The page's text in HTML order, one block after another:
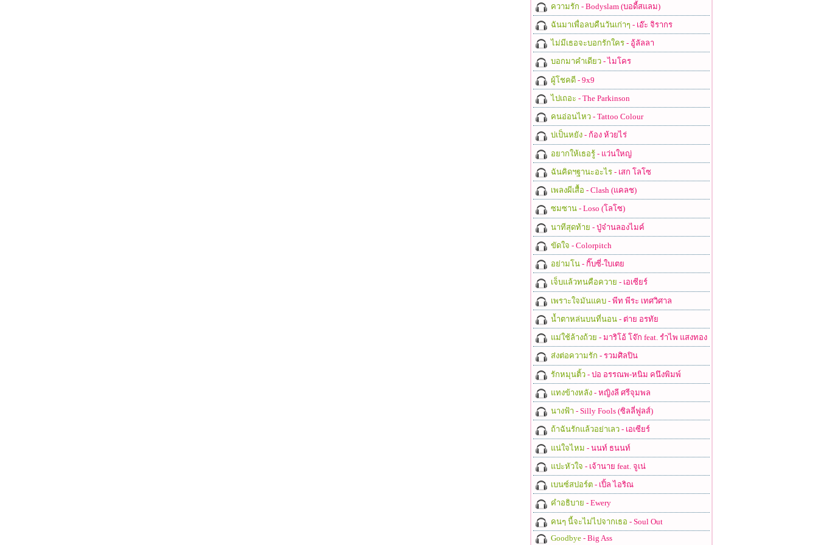
ความรัก - Bodyslam (บอดี้สแลม)
ฉันมาเพื่อลบคืนวันเก่าๆ - เอ๊ะ จิรากร
ไม่มีเธอจะบอกรักใคร- อู้ลัลลา
บอกมาคำเดียว- ไมโคร
ผู้โชคดี- 9x9
ไปเถอะ - The Parkinson
คนอ่อนไหว- Tattoo Colour
บ่เป็นหยัง- ก้อง ห้วยไร่
อยากให้เธอรู้- แว่นใหญ่
ฉันคิดฯฐานะอะไร- เสก โลโซ
เพลงผีเสื้อ - Clash (แคลช)
ซมซาน- Loso (โลโซ)
นาทีสุดท้าย - ปู่จ๋านลองไมค์
ขัดใจ - Colorpitch
อย่ามโน- กิ๊บซี่-ใบเตย
เจ็บแล้วทนคือควาย - เอเซียร์
เพราะใจมันแคบ- พีท พีระ เทศวิศาล
น้ำตาหล่นบนที่นอน- ต่าย อรทัย
แม่ใช้ล้างถ้วย - มาริโอ้ โจ๊ก feat. รำไพ แสงทอง
ส่งต่อความรัก - รวมศิลปิน
รักหมุนติ้ว- ปอ อรรณพ-หนิม คนึงพิมพ์
แทงข้างหลัง- หญิงลี ศรีจุมพล
นางฟ้า - Silly Fools (ซิลลี่ฟูลส์)
ถ้าฉันรักแล้วอย่าเลว- เอเซียร์
แน่ใจไหม - นนท์ ธนนท์
แปะหัวใจ - เจ้านาย feat. จูเน่
เบนซ์สปอร์ต- เปิ้ล ไอริณ
คำอธิบาย - Ewery
คนๆ นี้จะไม่ไปจากเธอ - Soul Out
Goodbye- Big Ass